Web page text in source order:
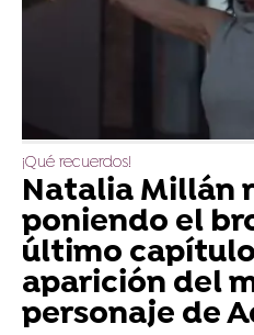
¡Qué recuerdos!
Natalia Millán
poniendo el
último
aparición del
personaje de